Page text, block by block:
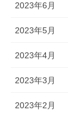
2023年6月
2023年5月
2023年4月
2023年3月
2023年2月